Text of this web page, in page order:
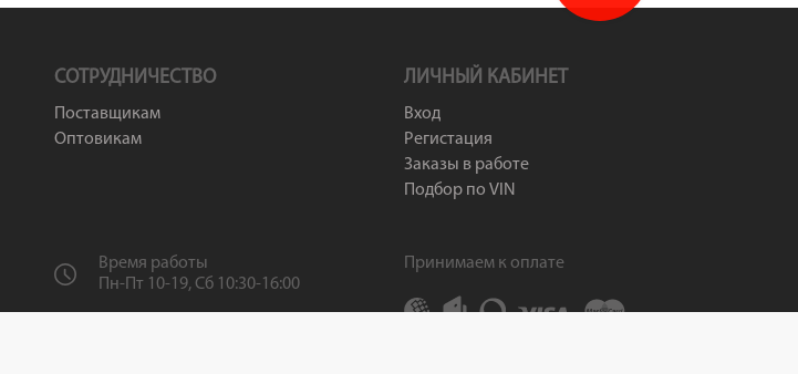
СОТРУДНИЧЕСТВО
Поставщикам
Оптовикам
ЛИЧНЫЙ КАБИНЕТ
Вход
Регистация
Заказы в работе
Подбор по VIN
Время работы
Пн-Пт 10-19, Сб 10:30-16:00
Принимаем к оплате